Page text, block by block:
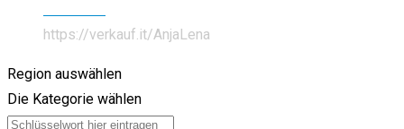
https://verkauf.it/AnjaLena
Region auswählen
Die Kategorie wählen